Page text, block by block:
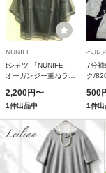
NUNIFE
tシャツ 「NUNIFE」
オーガンジー重ねラグ
2,200円〜
1件出品中
ベル
7分袖
ク/
500
1件出